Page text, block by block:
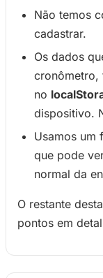
Não temos
cadastrar.
Os dados
cronômetro,
no
dispositivo.
Usamos um
que pode
normal da
O restante
pontos em